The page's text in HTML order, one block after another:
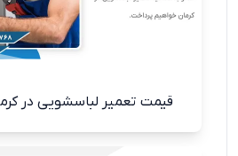
قیمت تعمیر لباسشویی در کرمان